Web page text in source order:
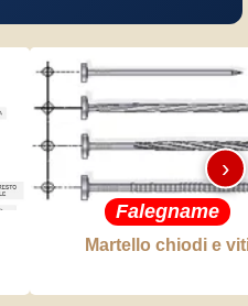
Falegname
Martello chiodi e
›